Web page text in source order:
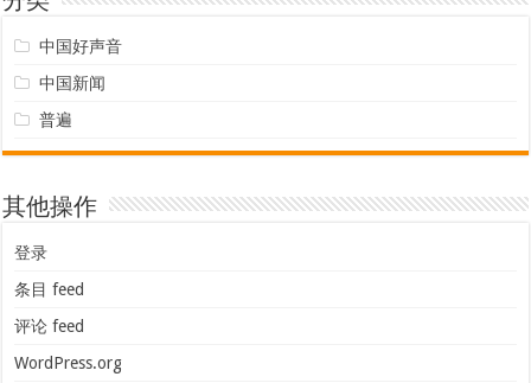
中国好声音
中国新闻
普遍
其他操作
登录
条目 feed
评论 feed
WordPress.org